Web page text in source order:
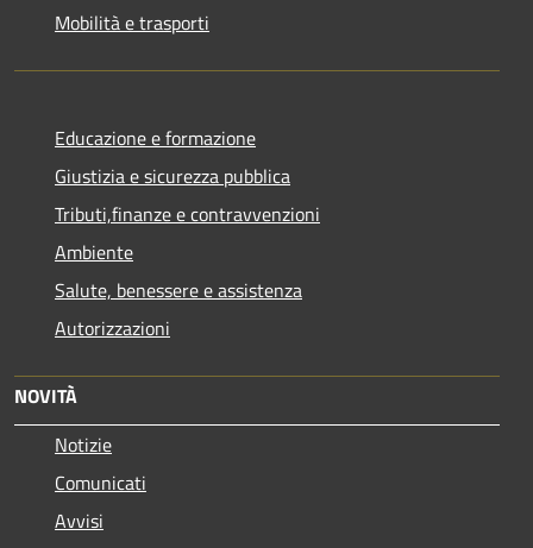
Mobilità e trasporti
Educazione e formazione
Giustizia e sicurezza pubblica
Tributi,finanze e contravvenzioni
Ambiente
Salute, benessere e assistenza
Autorizzazioni
NOVITÀ
Notizie
Comunicati
Avvisi